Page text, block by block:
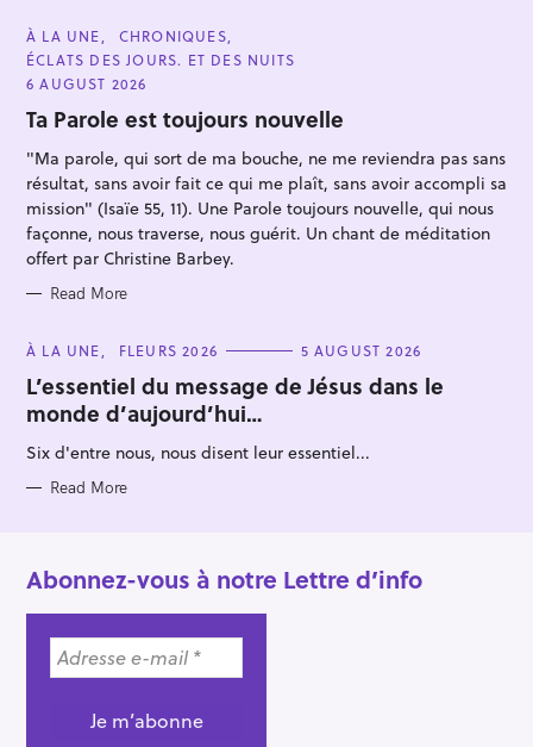
C
A
T
E
G
O
R
E
À LA UNE
CHRONIQUES
ÉCLATS DES JOURS. ET DES NUITS
6 AUGUST 2026
Ta Parole est toujours nouvelle
"Ma parole, qui sort de ma bouche, ne me reviendra pas sans
résultat, sans avoir fait ce qui me plaît, sans avoir accompli sa
mission" (Isaïe 55, 11). Une Parole toujours nouvelle, qui nous
façonne, nous traverse, nous guérit. Un chant de méditation
offert par Christine Barbey.
Read More
C
T
E
G
O
R
I
S
À LA UNE FLEURS 2026 5 AUGUST 2026
L’essentiel du message de Jésus dans le
monde d’aujourd’hui…
Six d'entre nous, nous disent leur essentiel...
Read More
Abonnez-vous à notre Lettre d’info
r
c
f
o
r
: